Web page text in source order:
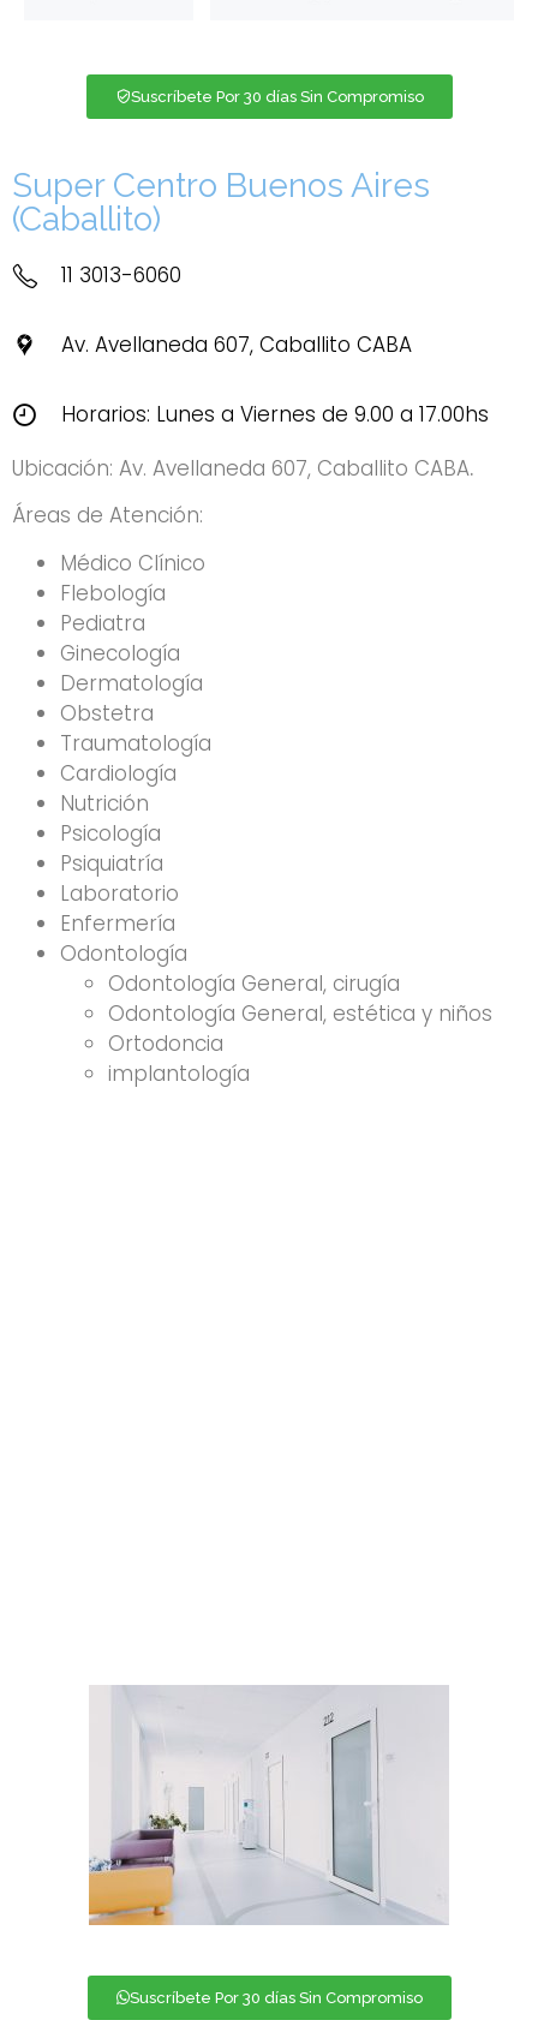
Suscríbete Por 30 días Sin Compromiso
Super Centro Buenos Aires
(Caballito)
11 3013-6060
Av. Avellaneda 607, Caballito CABA
Horarios: Lunes a Viernes de 9.00 a 17.00hs
Ubicación: Av. Avellaneda 607, Caballito CABA.
Áreas de Atención:
Médico Clínico
Flebología
Pediatra
Ginecología
Dermatología
Obstetra
Traumatología
Cardiología
Nutrición
Psicología
Psiquiatría
Laboratorio
Enfermería
Odontología
Odontología General, cirugía
Odontología General, estética y niños
Ortodoncia
implantología
Suscríbete Por 30 días Sin Compromiso